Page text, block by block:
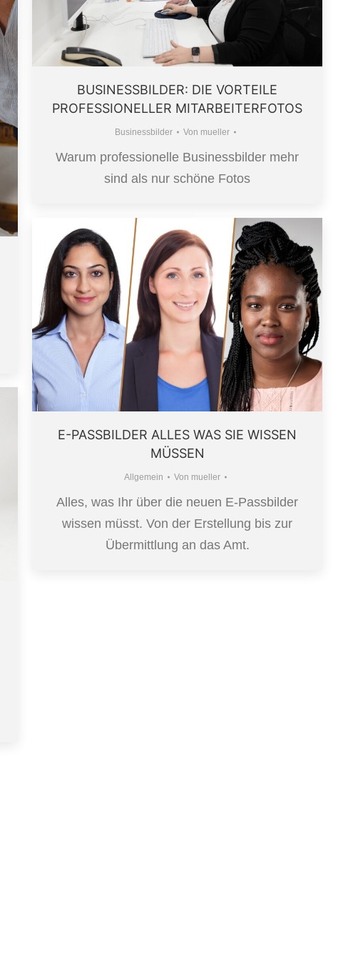
BUSINESSBILDER: DIE VORTEILE
PROFESSIONELLER MITARBEITERFOTOS
Businessbilder Von mueller
Warum professionelle Businessbilder mehr
sind als nur schöne Fotos
E-PASSBILDER ALLES WAS SIE WISSEN
MÜSSEN
Allgemein Von mueller
Alles, was Ihr über die neuen E-Passbilder
wissen müsst. Von der Erstellung bis zur
Übermittlung an das Amt.